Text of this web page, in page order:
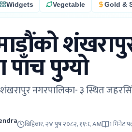
Widgets Vegetable Gold &
पुग्यो
नगरपालिका- ३ स्थित
बिहिबार, २४ पुष २०८२, ११:६ AM 1 मिनेट